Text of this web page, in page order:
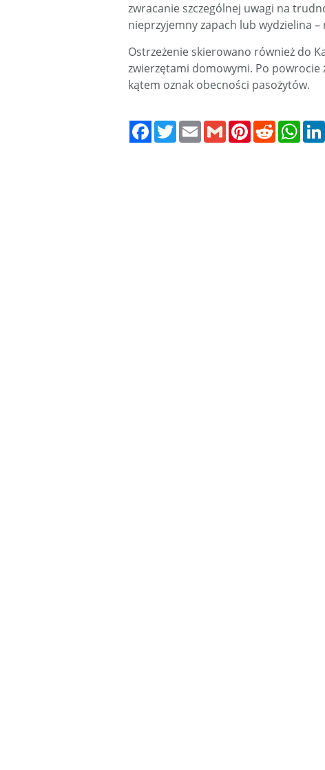
zwracanie szczególnej uwagi na
nieprzyjemny zapach lub wydzielina
Ostrzeżenie skierowano również do
zwierzętami domowymi. Po powrocie
kątem oznak obecności pasożytów.
TwitterEmail Gmail PinterestReddit